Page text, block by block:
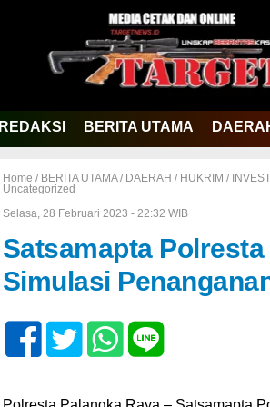
REDAKSI BERITA UTAMA
Home / BERITA UTAMA/ DAERAH / HUKRIM /
Uncategorized
Selasa, 28 Februari 2023 - 22:32 WIB
Satsamapta
Simulasi